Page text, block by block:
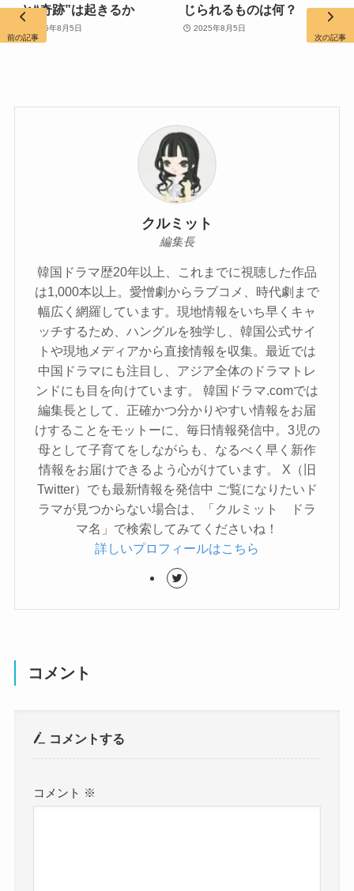
と“奇跡”は起きるか
2025年8月5日
じられるものは何？
2025年8月5日
クルミット
編集長
韓国ドラマ歴20年以上、これまでに視聴した作品
は1,000本以上。愛憎劇からラブコメ、時代劇まで
幅広く網羅しています。現地情報をいち早くキャ
ッチするため、ハングルを独学し、韓国公式サイ
トや現地メディアから直接情報を収集。最近では
中国ドラマにも注目し、アジア全体のドラマトレ
ンドにも目を向けています。 韓国ドラマ.comでは
編集長として、正確かつ分かりやすい情報をお届
けすることをモットーに、毎日情報発信中。3児の
母として子育てをしながらも、なるべく早く新作
情報をお届けできるよう心がけています。 X（旧
Twitter）でも最新情報を発信中 ご覧になりたいド
ラマが見つからない場合は、「クルミット ドラ
マ名」で検索してみてくださいね！
詳しいプロフィールはこちら
コメント
コメントする
コメント ※
前の記事 次の記事